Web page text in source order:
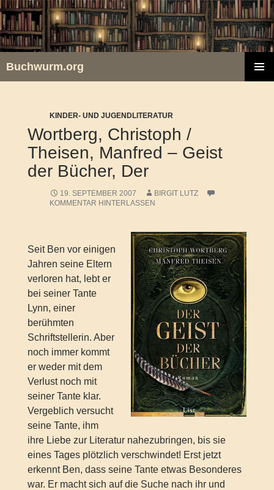
Zum
Inhalt
springen
Buchwurm.org
KINDER- UND JUGENDLITERATUR
Wortberg, Christoph /
Theisen, Manfred – Geist
der Bücher, Der
19. SEPTEMBER 2007
BIRGIT LUTZ
KOMMENTAR HINTERLASSEN
Seit Ben vor einigen
Jahren seine Eltern
verloren hat, lebt er
bei seiner Tante
Lynn, einer
berühmten
Schriftstellerin. Aber
noch immer kommt
er weder mit dem
Verlust noch mit
seiner Tante klar.
Vergeblich versucht
seine Tante, ihm
ihre Liebe zur Literatur nahezubringen, bis sie
eines Tages plötzlich verschwindet! Erst jetzt
erkennt Ben, dass seine Tante etwas Besonderes
war. Er macht sich auf die Suche nach ihr und